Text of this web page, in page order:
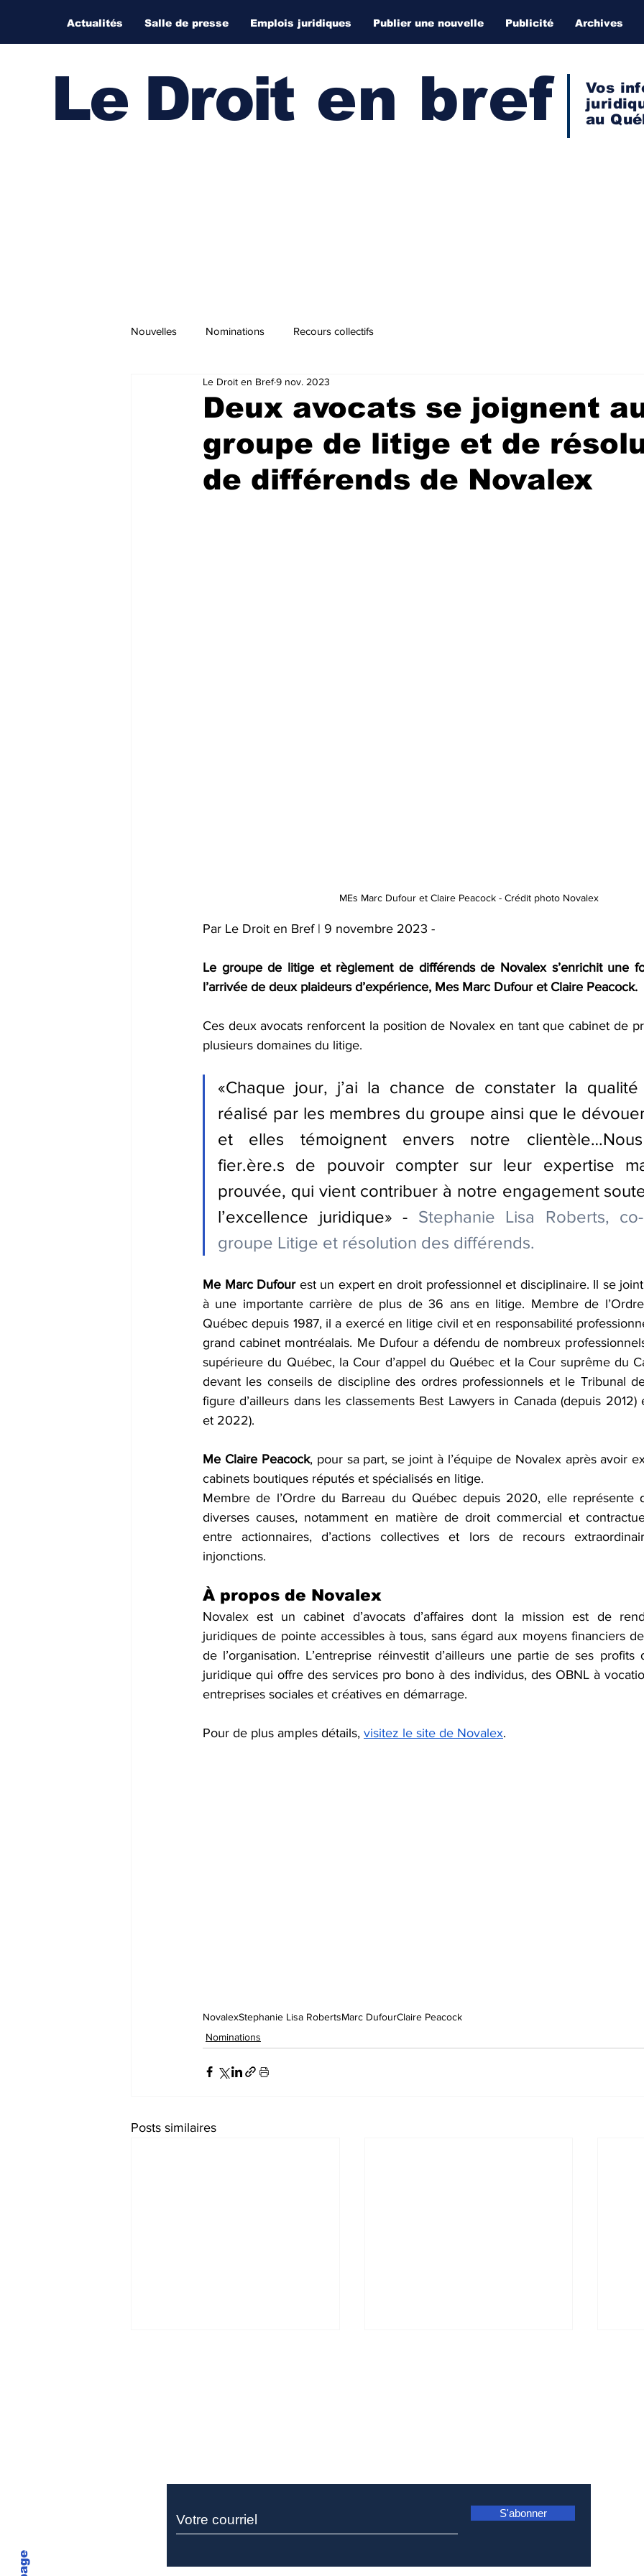
Actualités Salle de presse Emplois juridiques Publier une nouvelle Publicité Archives
Le Droit en bref
Vos
au
Nouvelles Nominations Recours collectifs
Deux avocats se joignent
groupe de litige et de
de différends de Novalex
Le Droit en Bref9 nov. 2023
MEs Marc Dufour et Claire Peacock - Crédit photo Novalex
Par Le Droit en Bref | 9 novembre 2023 -
Le groupe de litige et règlement de différends de Novalex s’enrichit une
l’arrivée de deux plaideurs d’expérience, Mes Marc Dufour et Claire Peacock.
Ces deux avocats renforcent la position de Novalex en tant que cabinet de
plusieurs domaines du litige.
«Chaque jour, j’ai la chance de constater la
réalisé par les membres du groupe ainsi que le
et elles témoignent envers notre
fier.ère.s de pouvoir compter sur leur expertise
prouvée, qui vient contribuer à notre engagement
l’excellence juridique» - Stephanie Lisa Roberts,
groupe Litige et résolution des différends.
Me Marc Dufour est un expert en droit professionnel et disciplinaire. Il se
à une importante carrière de plus de 36 ans en litige. Membre de
Québec depuis 1987, il a exercé en litige civil et en responsabilité
grand cabinet montréalais. Me Dufour a défendu de nombreux
supérieure du Québec, la Cour d’appel du Québec et la Cour suprême du
devant les conseils de discipline des ordres professionnels et le Tribunal
figure d’ailleurs dans les classements Best Lawyers in Canada (depuis 2012)
et 2022).
Me Claire Peacock, pour sa part, se joint à l’équipe de Novalex après avoir
cabinets boutiques réputés et spécialisés en litige.
Membre de l’Ordre du Barreau du Québec depuis 2020, elle représente
diverses causes, notamment en matière de droit commercial et
entre actionnaires, d’actions collectives et lors de recours
injonctions.
À propos de Novalex
Novalex est un cabinet d’avocats d’affaires dont la mission est de
juridiques de pointe accessibles à tous, sans égard aux moyens financiers
de l’organisation. L’entreprise réinvestit d’ailleurs une partie de ses profits
juridique qui offre des services pro bono à des individus, des OBNL à
entreprises sociales et créatives en démarrage.
Pour de plus amples détails, visitez le site de Novalex.
NovalexStephanie Lisa RobertsMarc DufourClaire Peacock
Nominations
Posts similaires
un sociétaire pour son
prend la tête du Comité
familiale du Barreau de
S'abonner